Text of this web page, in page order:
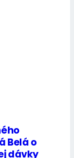
Belá o
dávky